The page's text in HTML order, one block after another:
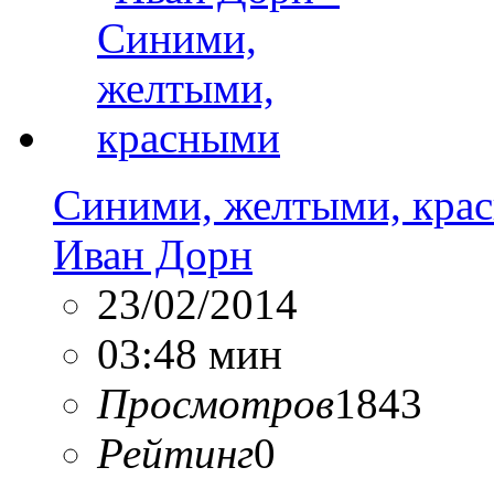
Синими, желтыми,
Иван Дорн
23/02/2014
03:48 мин
Просмотров1843
Рейтинг0